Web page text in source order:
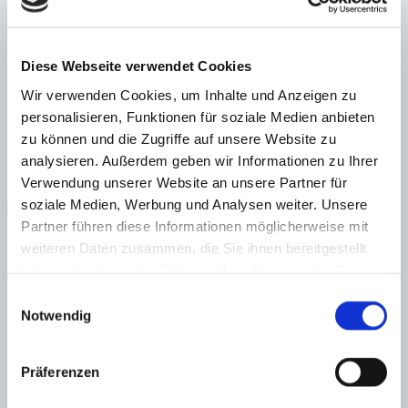
Diese Webseite verwendet Cookies
Wir verwenden Cookies, um Inhalte und Anzeigen zu
personalisieren, Funktionen für soziale Medien anbieten
zu können und die Zugriffe auf unsere Website zu
analysieren. Außerdem geben wir Informationen zu Ihrer
Verwendung unserer Website an unsere Partner für
soziale Medien, Werbung und Analysen weiter. Unsere
Partner führen diese Informationen möglicherweise mit
weiteren Daten zusammen, die Sie ihnen bereitgestellt
Notwendig
Präferenzen
Energieeffizienz
Energiezertifikat wurde beantragt
Steuern beim Immobilienkauf auf Mallorca!
Zuständiges Büro
Haftungs- und Courtageklausel
Alle Angaben basieren auf Informationen und Daten, die uns vom
Verkäufer/Auftraggeber zur Verfügung gestellt wurden. Minkner &